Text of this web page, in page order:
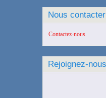
Nous contacter
Contactez-nous
Rejoignez-